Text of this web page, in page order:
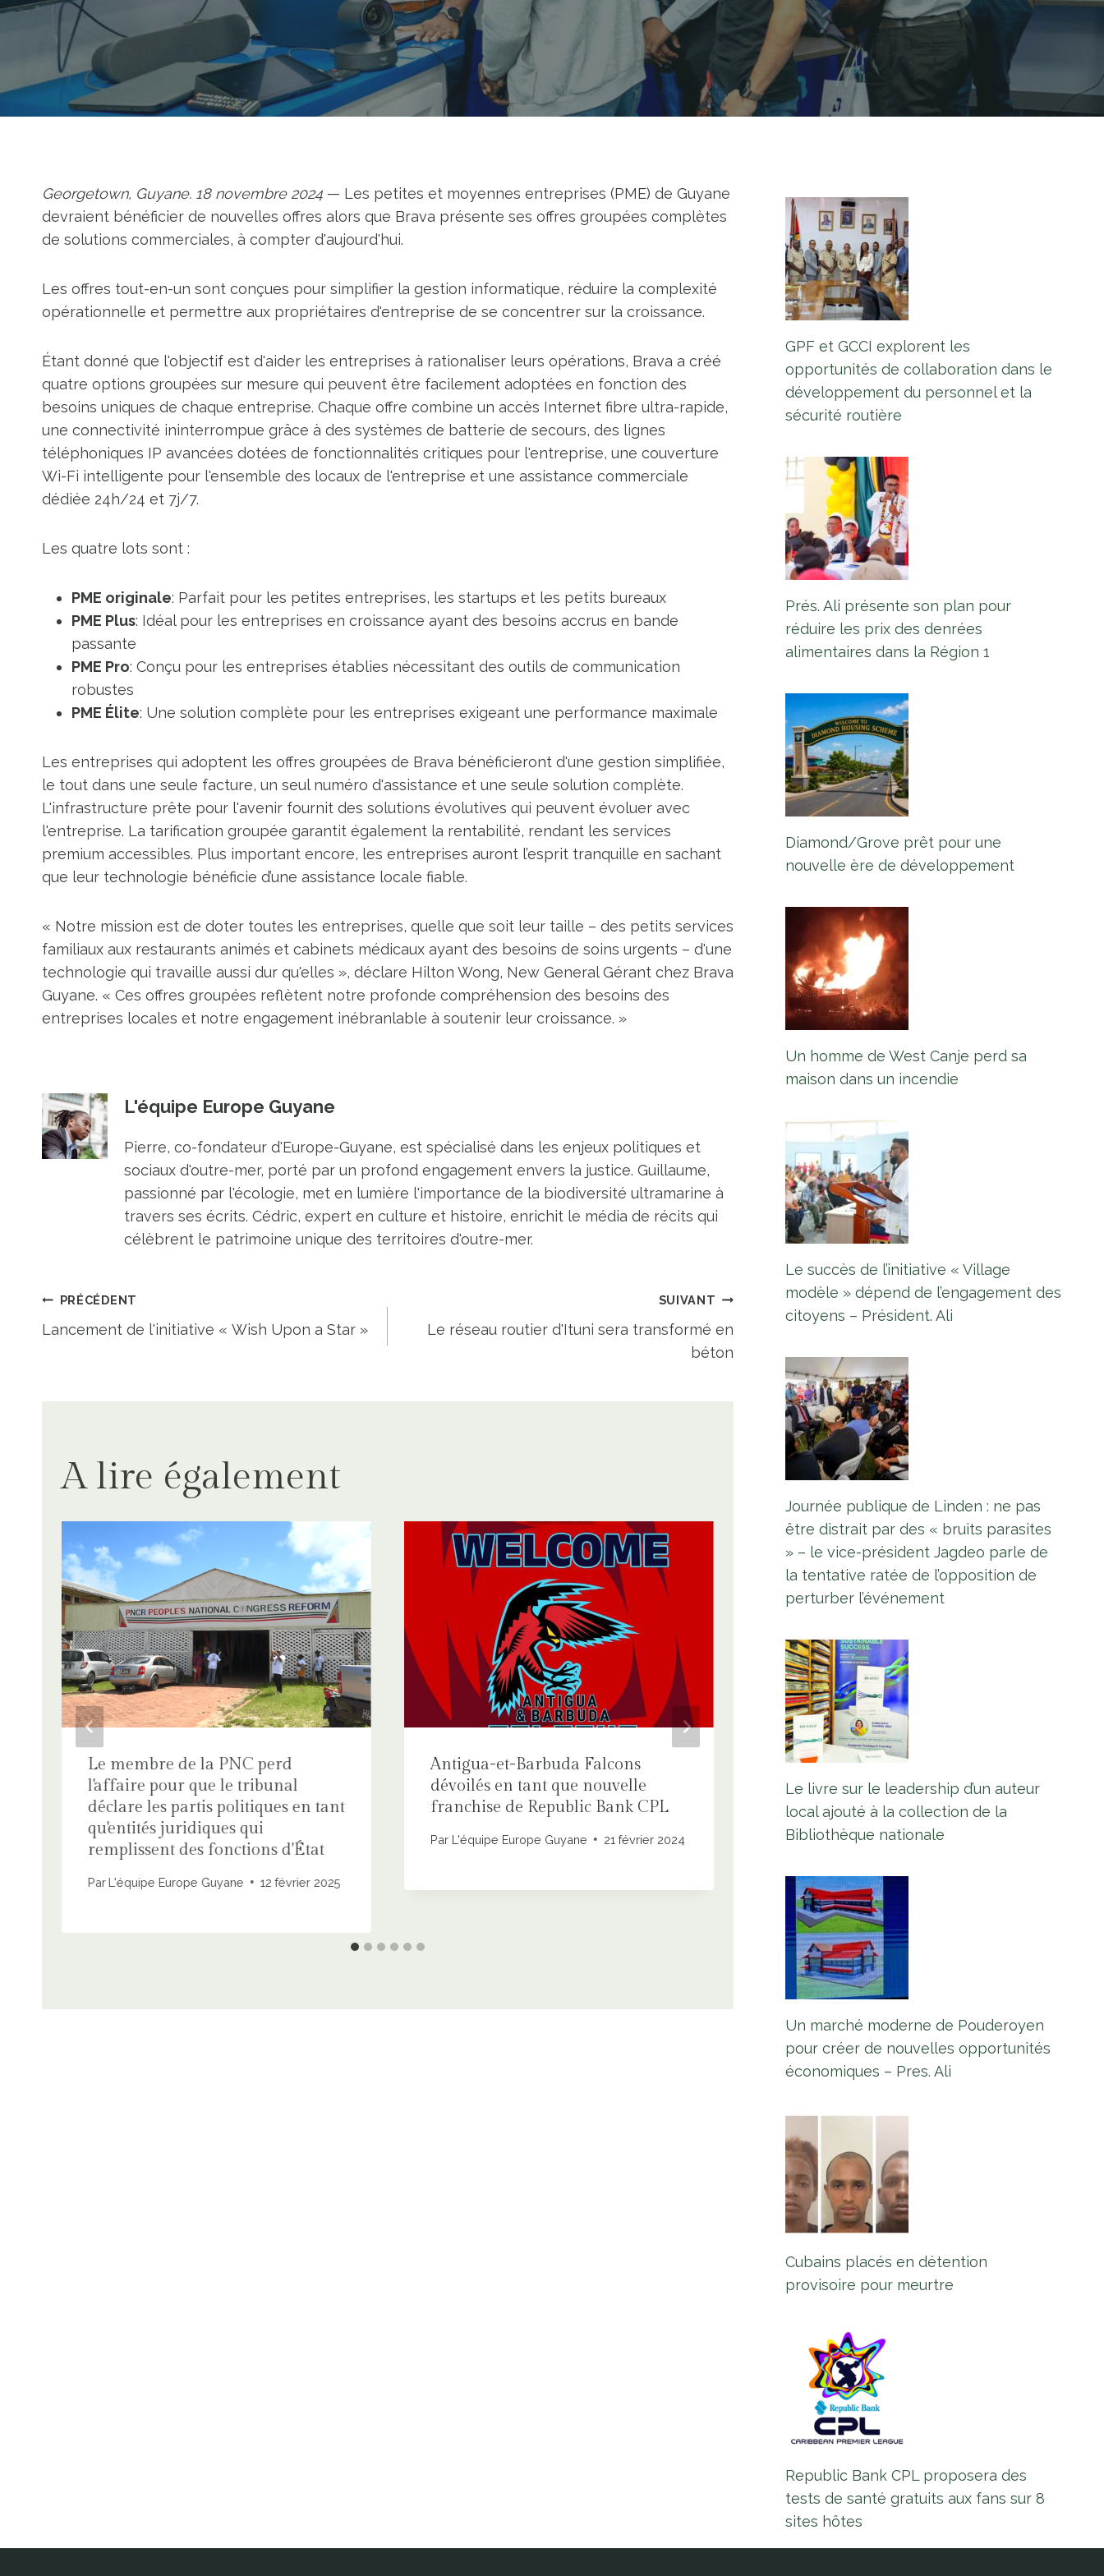
Georgetown, Guyane. 18 novembre 2024 — Les petites et moyennes entreprises (PME) de Guyane
devraient bénéficier de nouvelles offres alors que Brava présente ses offres groupées complètes
de solutions commerciales, à compter d'aujourd'hui.
Les offres tout-en-un sont conçues pour simplifier la gestion informatique, réduire la complexité
opérationnelle et permettre aux propriétaires d'entreprise de se concentrer sur la croissance.
Étant donné que l'objectif est d'aider les entreprises à rationaliser leurs opérations, Brava a créé
quatre options groupées sur mesure qui peuvent être facilement adoptées en fonction des
besoins uniques de chaque entreprise. Chaque offre combine un accès Internet fibre ultra-rapide,
une connectivité ininterrompue grâce à des systèmes de batterie de secours, des lignes
téléphoniques IP avancées dotées de fonctionnalités critiques pour l'entreprise, une couverture
Wi-Fi intelligente pour l'ensemble des locaux de l'entreprise et une assistance commerciale
dédiée 24h/24 et 7j/7.
Les quatre lots sont :
PME originale: Parfait pour les petites entreprises, les startups et les petits bureaux
PME Plus: Idéal pour les entreprises en croissance ayant des besoins accrus en bande
passante
PME Pro: Conçu pour les entreprises établies nécessitant des outils de communication
robustes
PME Élite: Une solution complète pour les entreprises exigeant une performance maximale
Les entreprises qui adoptent les offres groupées de Brava bénéficieront d'une gestion simplifiée,
le tout dans une seule facture, un seul numéro d'assistance et une seule solution complète.
L'infrastructure prête pour l'avenir fournit des solutions évolutives qui peuvent évoluer avec
l'entreprise. La tarification groupée garantit également la rentabilité, rendant les services
premium accessibles. Plus important encore, les entreprises auront l’esprit tranquille en sachant
que leur technologie bénéficie d’une assistance locale fiable.
« Notre mission est de doter toutes les entreprises, quelle que soit leur taille – des petits services
familiaux aux restaurants animés et cabinets médicaux ayant des besoins de soins urgents – d'une
technologie qui travaille aussi dur qu'elles », déclare Hilton Wong, New General Gérant chez Brava
Guyane. « Ces offres groupées reflètent notre profonde compréhension des besoins des
entreprises locales et notre engagement inébranlable à soutenir leur croissance. »
L'équipe Europe Guyane
Pierre, co-fondateur d'Europe-Guyane, est spécialisé dans les enjeux politiques et
sociaux d'outre-mer, porté par un profond engagement envers la justice. Guillaume,
passionné par l'écologie, met en lumière l'importance de la biodiversité ultramarine à
travers ses écrits. Cédric, expert en culture et histoire, enrichit le média de récits qui
célèbrent le patrimoine unique des territoires d'outre-mer.
Navigation
PRÉCÉDENT
Lancement de l'initiative « Wish Upon a Star »
SUIVANT
Le réseau routier d'Ituni sera transformé en
béton
A lire également
Le membre de la PNC perd
l'affaire pour que le tribunal
déclare les partis politiques en tant
qu'entités juridiques qui
remplissent des fonctions d'État
ParL'équipe Europe Guyane 12 février 2025
Antigua-et-Barbuda Falcons
dévoilés en tant que nouvelle
franchise de Republic Bank CPL
Par L'équipe Europe Guyane 21 février 2024
Lancement de la Chambre de
commerce du Ghana avec la visite
d’une délégation de haut niveau
en Guyane
GPF et GCCI explorent les
opportunités de collaboration dans le
développement du personnel et la
sécurité routière
Prés. Ali présente son plan pour
réduire les prix des denrées
alimentaires dans la Région 1
Diamond/Grove prêt pour une
nouvelle ère de développement
Un homme de West Canje perd sa
maison dans un incendie
Le succès de l’initiative « Village
modèle » dépend de l’engagement des
citoyens – Président. Ali
Journée publique de Linden : ne pas
être distrait par des « bruits parasites
» – le vice-président Jagdeo parle de
la tentative ratée de l’opposition de
perturber l’événement
Le livre sur le leadership d’un auteur
local ajouté à la collection de la
Bibliothèque nationale
Un marché moderne de Pouderoyen
pour créer de nouvelles opportunités
économiques – Pres. Ali
Cubains placés en détention
provisoire pour meurtre
Republic Bank CPL proposera des
tests de santé gratuits aux fans sur 8
sites hôtes